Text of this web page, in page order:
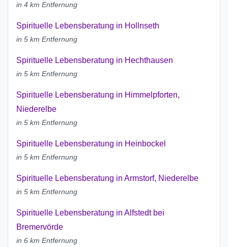
in 4 km Entfernung
Spirituelle Lebensberatung in Hollnseth
in 5 km Entfernung
Spirituelle Lebensberatung in Hechthausen
in 5 km Entfernung
Spirituelle Lebensberatung in Himmelpforten,
Niederelbe
in 5 km Entfernung
Spirituelle Lebensberatung in Heinbockel
in 5 km Entfernung
Spirituelle Lebensberatung in Armstorf, Niederelbe
in 5 km Entfernung
Spirituelle Lebensberatung in Alfstedt bei
Bremervörde
in 6 km Entfernung